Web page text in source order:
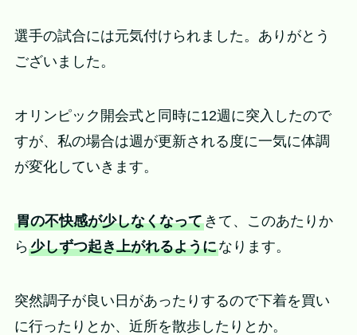
選手の試合には元気付けられました。ありがとう
ございました。
オリンピック開会式と同時に12週に突入したので
すが、私の場合は週が更新される度に一気に体調
が変化していきます。
胃の不快感が少しなくなってきて、このあたりか
ら少しずつ起き上がれるようになります。
突然調子が良い日があったりするので下着を買い
に行ったりとか、近所を散歩したりとか。